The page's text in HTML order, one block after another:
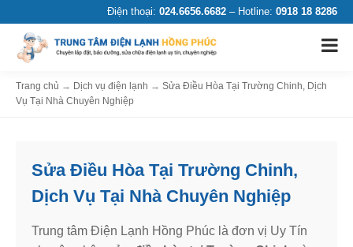
Điện thoại: 024.6656.6682 – Hotline: 0918 18 8286
Trang chủ → Dịch vụ điện lạnh → Sửa Điều Hòa Tại Trường Chinh, Dịch
Vụ Tại Nhà Chuyên Nghiệp
Sửa Điều Hòa Tại Trường Chinh,
Dịch Vụ Tại Nhà Chuyên Nghiệp
Trung tâm Điện Lạnh Hồng Phúc là đơn vị Uy Tín